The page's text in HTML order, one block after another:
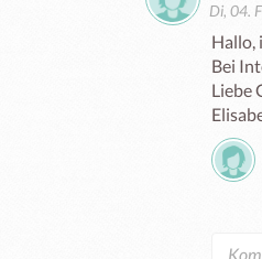
Di, 04.
Hallo,
Bei
Liebe